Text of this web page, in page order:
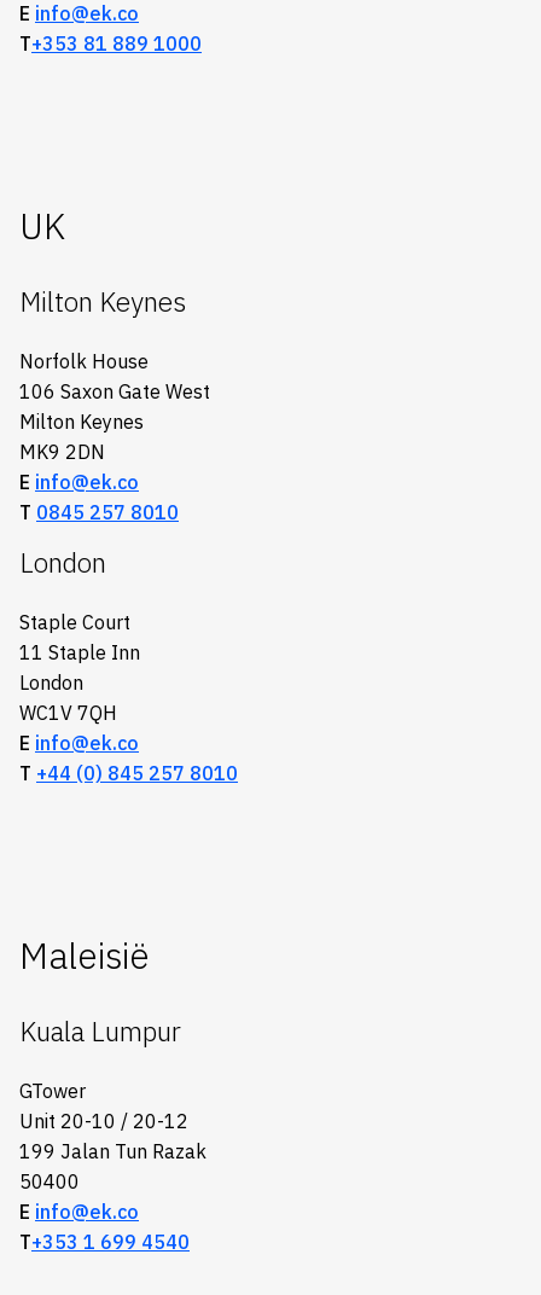
E info@ek.co
T+353 81 889 1000
UK
Milton Keynes
Norfolk House
106 Saxon Gate West
Milton Keynes
MK9 2DN
E info@ek.co
T 0845 257 8010
London
Staple Court
11 Staple Inn
London
WC1V 7QH
E info@ek.co
T +44 (0) 845 257 8010
Maleisië
Kuala Lumpur
GTower
Unit 20-10 / 20-12
199 Jalan Tun Razak
50400
E info@ek.co
T+353 1 699 4540